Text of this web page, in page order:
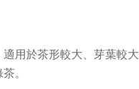
用於茶形較大、芽葉較大
。